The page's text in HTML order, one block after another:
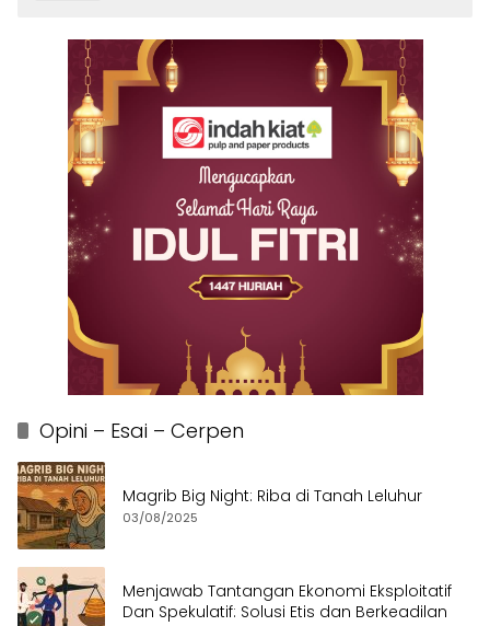
Opini – Esai – Cerpen
Magrib Big Night: Riba di Tanah Leluhur
03/08/2025
Menjawab Tantangan Ekonomi Eksploitatif
Dan Spekulatif: Solusi Etis dan Berkeadilan